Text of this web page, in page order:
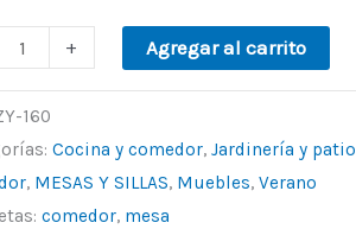
+ Agregar al carrito
160
Cocina y comedor,Jardinería y patio
, MESAS Y SILLAS, Muebles,Verano
comedor, mesa